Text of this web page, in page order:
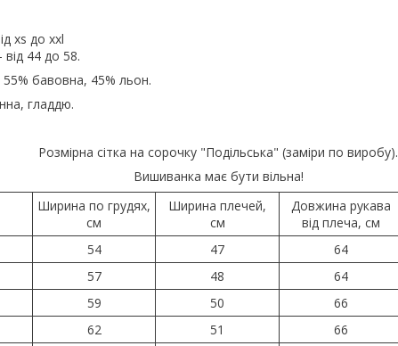
xs до xxl
від 44 до 58.
бавовна, 45% льон.
гладдю.
Розмірна сітка на сорочку "Подільська" (заміри по виробу).
Вишиванка має бути вільна!
Ширина по грудях,
см
Ширина плечей,
см
Довжина рукава
від плеча, см
54 47 64
57 48 64
59 50 66
62 51 66